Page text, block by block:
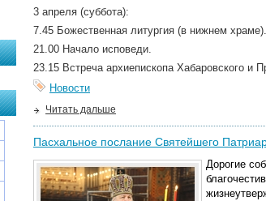
3 апреля (суббота):
7.45 Божественная литургия (в нижнем храме).
21.00 Начало исповеди.
23.15 Встреча архиепископа Хабаровского и
Новости
Читать дальше
Пасхальное послание Святейшего
Дорогие